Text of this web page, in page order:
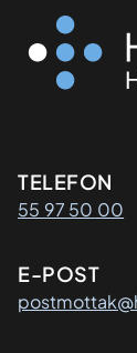
TELEFON
55 97 50 00
E-POST